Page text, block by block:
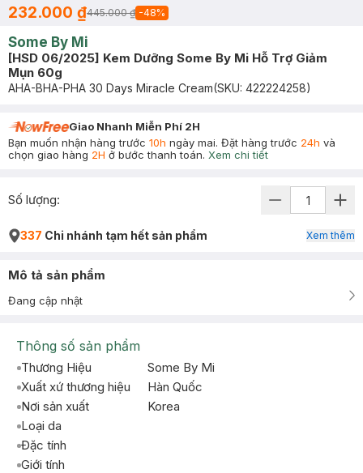
232.000 ₫445.000 ₫ -48%
Some By Mi
[HSD 06/2025] Kem Dưỡng Some By Mi Hỗ Trợ Giảm
Mụn 60g
AHA-BHA-PHA 30 Days Miracle Cream(SKU: 422224258)
Giao Nhanh Miễn Phí 2H
Bạn muốn nhận hàng trước 10h ngày mai. Đặt hàng trước 24h và
chọn giao hàng 2H ở bước thanh toán. Xem chi tiết
Số lượng:
337 Chi nhánh tạm hết sản phẩm Xem thêm
Mô tả sản phẩm
Đang cập nhật
Thông số sản phẩm
Thương Hiệu
Some By Mi
Xuất xứ thương hiệu
Hàn Quốc
Nơi sản xuất
Korea
Loại da
Đặc tính
Giới tính